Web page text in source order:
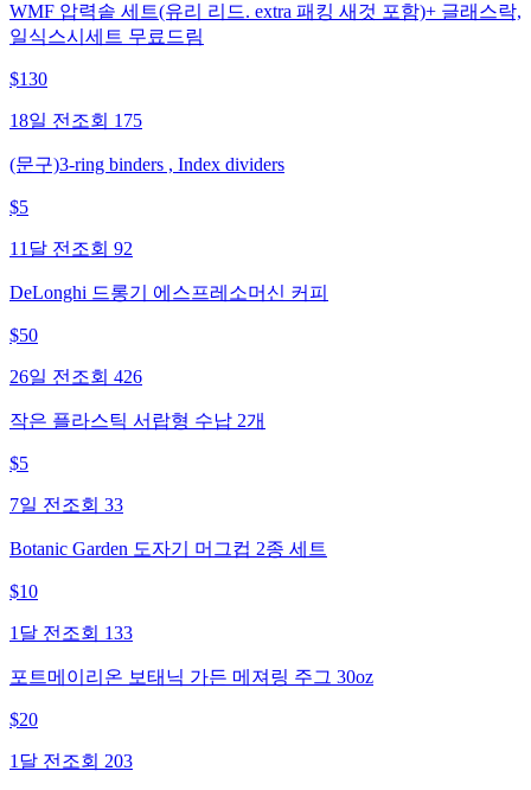
WMF 압력솥 세트(유리 리드. extra 패킹 새것 포함)+ 글래스락,
일식스시세트 무료드림
$130
18일 전 조회 175
(문구)3-ring binders , Index dividers
$5
11달 전 조회 92
DeLonghi 드롱기 에스프레소머신 커피
$50
26일 전 조회 426
작은 플라스틱 서랍형 수납 2개
$5
7일 전 조회 33
Botanic Garden 도자기 머그컵 2종 세트
$10
1달 전 조회 133
포트메이리온 보태닉 가든 메져링 주그 30oz
$20
1달 전 조회 203